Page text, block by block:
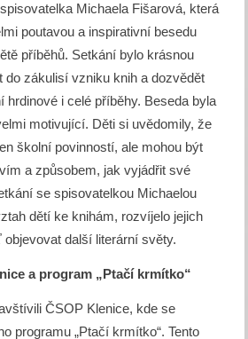
Michaela Fišarová, která
poutavou a inspirativní besedu
příběhů. Setkání bylo krásnou
do zákulisí vzniku knih a dozvědět
hrdinové i celé příběhy. Beseda byla
motivující. Děti si uvědomily, že
školní povinností, ale mohou být
a způsobem, jak vyjádřit své
se spisovatelkou Michaelou
dětí ke knihám, rozvíjelo jejich
další literární světy.
a program „Ptačí krmítko“
ČSOP Klenice, kde se
programu „Ptačí krmítko“. Tento